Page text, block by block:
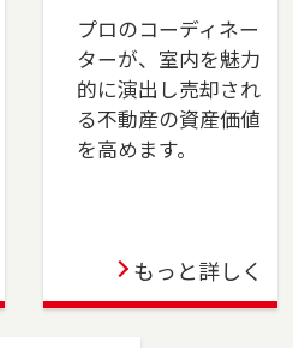
。川崎市（川崎区・幸
・港北区）でお住まいの
の方は、是非ご相談く
（0120-194-845）より
板橋区（一部）・練馬
プロのコーディネー
ターが、室内を魅力
的に演出し売却され
る不動産の資産価値
を高めます。
もっと詳しく